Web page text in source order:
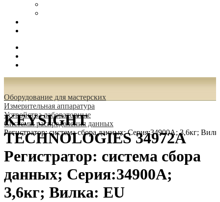
Оборудование для мастерских
Измерительная аппаратура
Устройства лабораторные
Системы распределения данных
Регистратор: система сбора данных; Серия:34900A; 3,6кг;
KEYSIGHT
TECHNOLOGIES 34972A
Регистратор: система сбора
данных; Серия:34900A;
3,6кг; Вилка: EU